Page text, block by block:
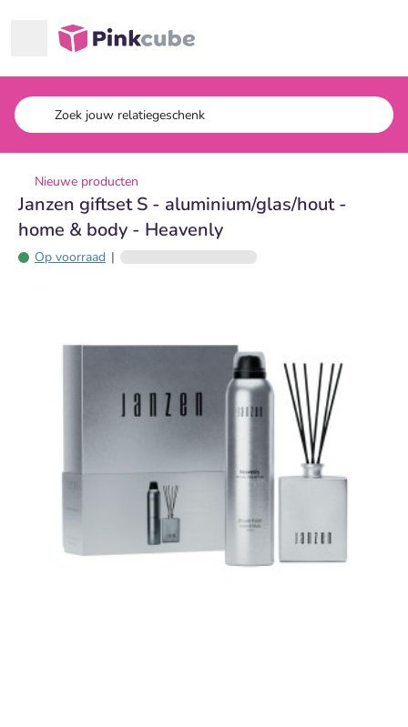
Pinkcube
Nieuwe producten
Janzen giftset S - aluminium/glas/hout -
home & body - Heavenly
Op voorraad |